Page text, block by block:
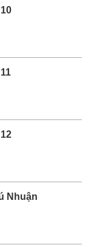
Nhuận